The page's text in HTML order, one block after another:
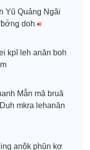
Yŭ Quảng Ngãi
doh
kpĭ leh anăn boh
Mẫn mă bruă
mkra lehanăn
anôk phŭn kơ